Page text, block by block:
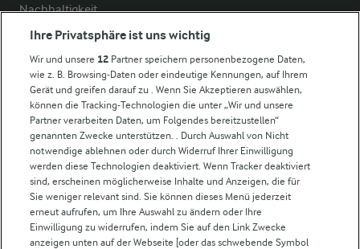
Nachhaltigkeit
Compliance
Arla in anderen Ländern
Weitere Arla Websites
Castello
Lurpak
Arla Pro
Für unsere Landwirt:innen
Ihre Privatsphäre ist uns wichtig
Wir und unsere 12 Partner speichern personenbezogene Daten,
wie z. B. Browsing-Daten oder eindeutige Kennungen, auf Ihrem
Gerät und greifen darauf zu . Wenn Sie Akzeptieren auswählen,
können die Tracking-Technologien die unter „Wir und unsere
Partner verarbeiten Daten, um Folgendes bereitzustellen“
genannten Zwecke unterstützen. . Durch Auswahl von Nicht
notwendige ablehnen oder durch Widerruf Ihrer Einwilligung
werden diese Technologien deaktiviert. Wenn Tracker deaktiviert
sind, erscheinen möglicherweise Inhalte und Anzeigen, die für
Sie weniger relevant sind. Sie können dieses Menü jederzeit
erneut aufrufen, um Ihre Auswahl zu ändern oder Ihre
Einwilligung zu widerrufen, indem Sie auf den Link Zwecke
anzeigen unten auf der Webseite [oder das schwebende Symbol